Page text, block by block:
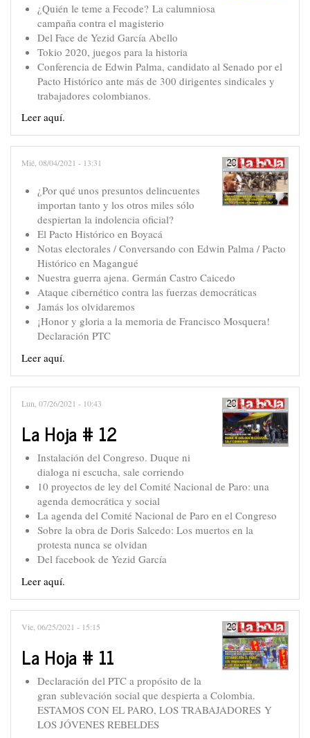
¿Quién le teme a Fecode? La calumniosa
campaña contra el magisterio
Del Face de Yezid García Abello
Tokio 2020, juegos para la historia
Conferencia de Edwin Palma, candidato al Senado por el
Pacto Histórico ante más de 300 dirigentes sindicales y
trabajadores colombianos.
Leer aquí.
Mié, 08/04/2021 - 13:31
¿Por qué unos presuntos delincuentes
importan tanto y los otros miles sólo
despiertan la indolencia oficial?
El Pacto Histórico en Boyacá
Notas electorales / Conversando con Edwin Palma / Pacto
Histórico en Magangué
Nuestra guerra ajena. Germán Castro Caicedo
Ataque cibernético contra las fuerzas democráticas
Jamás los olvidaremos
¡Honor y gloria a la memoria de Francisco Mosquera!
Declaración PTC
Leer aquí.
Lun, 07/26/2021 - 10:43
La Hoja # 12
Instalación del Congreso. Duque ni
dialoga ni escucha, sale corriendo
10 proyectos de ley del Comité Nacional de Paro: una
agenda democrática y social
La agenda del Comité Nacional de Paro en el Congreso
Sobre la obra de Doris Salcedo: Los muertos en la
protesta nunca se olvidan
Del facebook de Yezid García
Leer aquí.
Vie, 06/25/2021 - 15:15
La Hoja # 11
Declaración del PTC a propósito de la
gran sublevación social que despierta a Colombia.
ESTAMOS CON EL PARO, LOS TRABAJADORES Y
LOS JÓVENES REBELDES